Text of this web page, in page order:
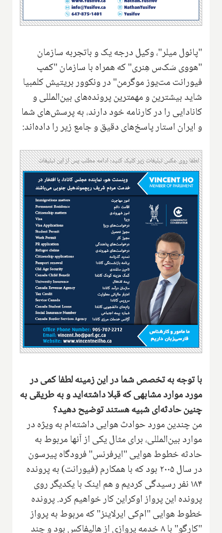
"پائول میلر"، وکیل درجه یک و باتجربه سازمان
"هووی سَک‌س هِنری" که همراه با سازمان "کمپ
فیورانت مت‌یوز موگرمن" در ونکوور بریتیش کلمبیا
شاید بیشترین و مهمترین پرونده‌های بین‌المللی و
کانادایی را در کارنامه خود دارند، به پرسش‌های شما
و ایران استار پاسخ‌های دقیق و جامع زیر را داده‌اند:
لطفا روی عکس تبلیغات زیر کلیک کنید؛ ادامه مطلب پس از این تبلیغات
با توجه به تخصص شما در این زمینه لطفا کمی در
مورد موارد مشابهی که قبلا داشته‌اید و به طریقی به
چنین حادثه‌ای شبیه هستند توضیح دهید؟
من چندین مورد حوادث هوایی داشته‌ام به ویژه در
موارد بین‌المللی، برای مثال یکی از آنها مربوط به
حادثه خطوط هوایی "ایرفرنس" فرودگاه پیرسون
در سال ۲۰۰۵ بود که با همکارم (فیورانت) به پرونده
۱۸۴ نفر رسیدگی کردیم و هم اینک با یکدیگر روی
پرونده این پرواز اوکراین کار خواهیم کرد. پرونده
خطوط هوایی "ام‌کی ایرلاینز" که مربوط به پرواز
"کارگو" با ۸ خدمه پروازی از هالیفاکس بود و چند